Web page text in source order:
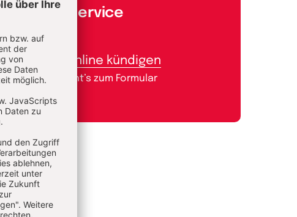
Aboservice
Abo online kündigen
Hier geht’s zum Formular